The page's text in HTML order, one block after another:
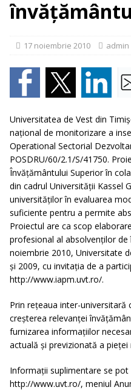
[ 5
17 noiembrie 2010 admin
Universitatea de Vest din
naţional de monitorizare a
Operational Sectorial
POSDRU/60/2.1/S/41750.
Învăţământului Superior în
din cadrul Universităţii Kassel
universităţilor în evaluarea
suficiente pentru a permite
Proiectul are ca scop
profesional al absolvenţilor
noiembrie 2010, Universitate
şi 2009, cu invitaţia de a
http://www.iapm.uvt.ro/.
Prin reţeaua inter-
creşterea relevanţei
furnizarea informaţiilor
actuală şi previzionată a pieţei
Informaţii suplimentare se
http://www.uvt.ro/, meniul